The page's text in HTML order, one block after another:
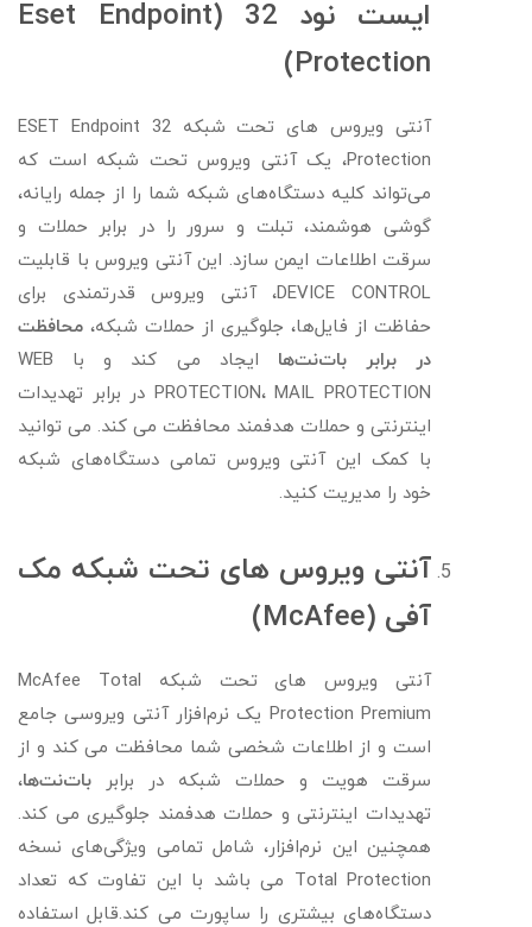
ایست نود 32 (Eset Endpoint
Protection)
آنتی ویروس های تحت شبکه 32 ESET Endpoint
Protection، یک آنتی ویروس تحت شبکه است که
می‌تواند کلیه دستگاه‌های شبکه شما را از جمله رایانه،
گوشی هوشمند، تبلت و سرور را در برابر حملات و
سرقت اطلاعات ایمن سازد. این آنتی ویروس با قابلیت
DEVICE CONTROL، آنتی ویروس قدرتمندی برای
حفاظت از فایل‌ها، جلوگیری از حملات شبکه، محافظت
در برابر بات‌نت‌ها
ایجاد می کند و با WEB
PROTECTION، MAIL PROTECTION در برابر تهدیدات
اینترنتی و حملات هدفمند محافظت می کند. می توانید
با کمک این آنتی ویروس تمامی دستگاه‌های شبکه
خود را مدیریت کنید.
آنتی ویروس های تحت شبکه مک
آفی (McAfee)
آنتی ویروس های تحت شبکه McAfee Total
Protection Premium یک نرم‌افزار آنتی ویروسی جامع
است و از اطلاعات شخصی شما محافظت می کند و از
سرقت هویت و حملات شبکه در برابر بات‌نت‌ها،
تهدیدات اینترنتی و حملات هدفمند جلوگیری می کند.
همچنین این نرم‌افزار، شامل تمامی ویژگی‌های نسخه
Total Protection می باشد با این تفاوت که تعداد
دستگاه‌های بیشتری را ساپورت می کند.قابل استفاده